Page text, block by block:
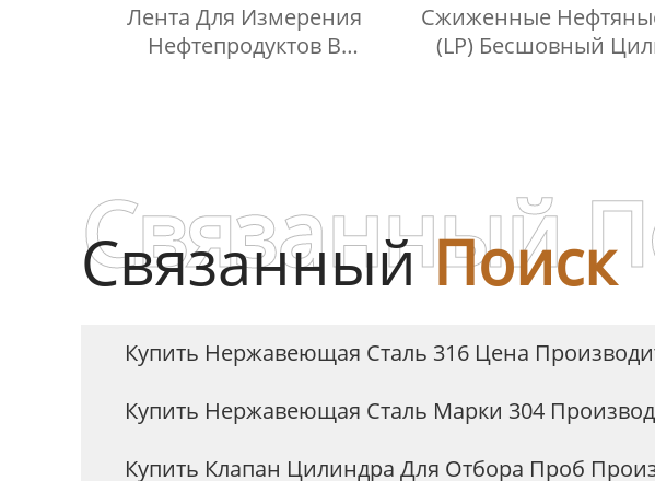
Лента Для Измерения
Нефтепродуктов В
Сжиженные
(LP) Бесшовный
СвязанныйПоиск
Связанный
Купить Нержавеющая Сталь 316 Цена
Купить Нержавеющая Сталь Марки 304
Купить Клапан Цилиндра Для Отбора Проб